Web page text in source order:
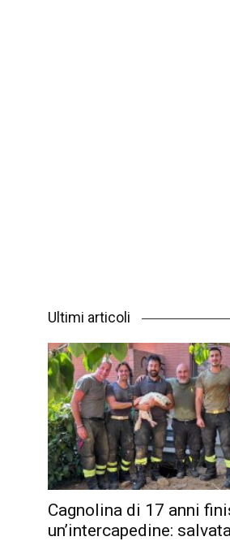
Ultimi articoli
Cagnolina di 17 anni
un’intercapedine: